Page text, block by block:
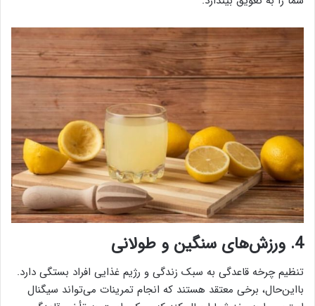
4. ورزش‌های سنگین و طولانی
تنظیم چرخه قاعدگی به سبک زندگی و رژیم غذایی افراد بستگی دارد.
بااین‌حال، برخی معتقد هستند که انجام تمرینات می‌تواند سیگنال